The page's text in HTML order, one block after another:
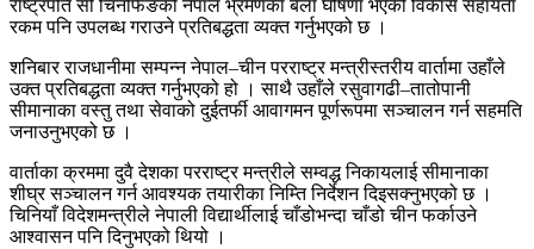
राष्ट्रपति सी चिनफिङको नेपाल भ्रमणका बेला घोषणा भएको विकास सहायता
रकम पनि उपलब्ध गराउने प्रतिबद्धता व्यक्त गर्नुभएको छ ।
शनिबार राजधानीमा सम्पन्न नेपाल–चीन परराष्ट्र मन्त्रीस्तरीय वार्तामा उहाँले
उक्त प्रतिबद्धता व्यक्त गर्नुभएको हो । साथै उहाँले रसुवागढी–तातोपानी
सीमानाका वस्तु तथा सेवाको दुईतर्फी आवागमन पूर्णरूपमा सञ्चालन गर्न सहमति
जनाउनुभएको छ ।
वार्ताका क्रममा दुवै देशका परराष्ट्र मन्त्रीले सम्वद्ध निकायलाई सीमानाका
शीघ्र सञ्चालन गर्न आवश्यक तयारीका निम्ति निर्देशन दिइसक्नुभएको छ ।
चिनियाँ विदेशमन्त्रीले नेपाली विद्यार्थीलाई चाँडोभन्दा चाँडो चीन फर्काउने
आश्वासन पनि दिनुभएको थियो ।